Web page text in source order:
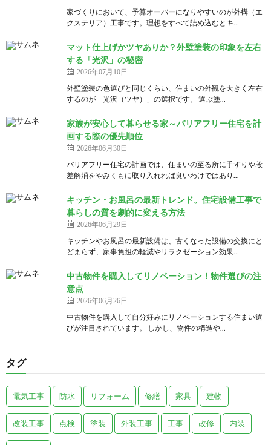
家づくりにおいて、予算オーバーになりやすいのが外構（エ
クステリア）工事です。理想をすべて詰め込むとキ...
マット仕上げかツヤありか？外壁塗装の印象を左右
する「光沢」の秘密
2026年07月10日
外壁塗装の色選びと同じくらい、住まいの外観を大きく左右
するのが「光沢（ツヤ）」の選択です。 選ぶ塗...
家族が安心して暮らせる家～バリアフリー住宅を計
画する際の優先順位
2026年06月30日
バリアフリー住宅の計画では、住まいの至る所に手すりや段
差解消をやみくもに取り入れれば良いわけではあり...
キッチン・お風呂の最新トレンド。住宅設備工事で
暮らしの質を劇的に変える方法
2026年06月29日
キッチンやお風呂の最新設備は、古くなった設備の交換にと
どまらず、家事負担の軽減やリラクゼーション効果...
中古物件を購入してリノベーション！物件選びの注
意点
2026年06月26日
中古物件を購入して自分好みにリノベーションする住まい選
びが注目されています。 しかし、物件の構造や...
タグ
電気工事 防水 リフォーム 修繕 家具 建物
改装工事 点検 塗装 外装工事 工事 改修 内装